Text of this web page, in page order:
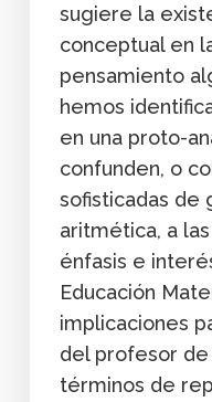
sugiere la
conceptual en
pensamiento
hemos
en una proto-
confunden, o
sofisticadas de
aritmética, a
énfasis e
Educación
implicaciones
del profesor
términos de